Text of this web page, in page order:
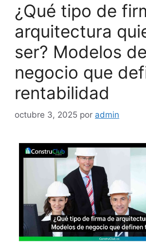
¿Qué tipo de
arquitectura
ser? Modelos de
negocio que
rentabilidad
octubre 3, 2025 por admin